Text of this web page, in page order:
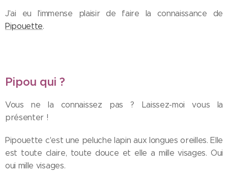
J'ai eu l'immense plaisir de faire la connaissance de
Pipouette.
Pipou qui ?
Vous ne la connaissez pas ? Laissez-moi vous la
présenter !
Pipouette c'est une peluche lapin aux longues oreilles. Elle
est toute claire, toute douce et elle a mille visages. Oui
oui mille visages.